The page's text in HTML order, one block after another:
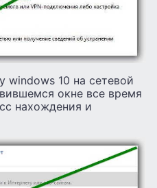
windows 10 на сетевой
окне все время
нахождения и